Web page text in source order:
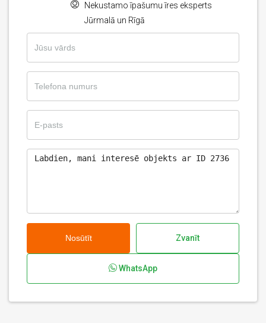
Nekustamo īpašumu īres eksperts
Jūrmalā un Rīgā
Nosūtīt Zvanīt
WhatsApp